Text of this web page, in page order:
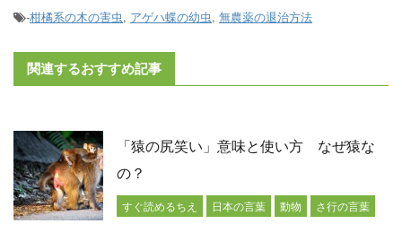
-柑橘系の木の害虫, アゲハ蝶の幼虫, 無農薬の退治方法
関連するおすすめ記事
「猿の尻笑い」意味と使い方 なぜ猿な
の？
すぐ読めるちえ 日本の言葉 動物 さ行の言葉